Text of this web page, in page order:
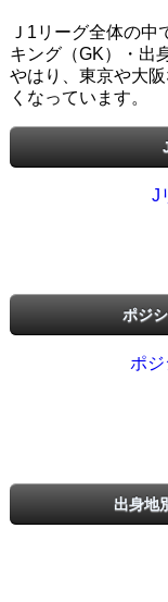
Ｊ1リーグ全体の
キング（GK）・出
やはり、東京や大
くなっています。
J
ポジ
ポ
出身地